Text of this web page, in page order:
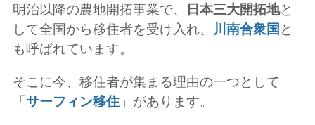
明治以降の農地開拓事業で、
日本三大開拓地と
して全国から移住者を受け入れ、
川南合衆国 と
も呼ばれています。
そこに今、移住者が集まる理由の一つとして
「サーフィン移住」があります。